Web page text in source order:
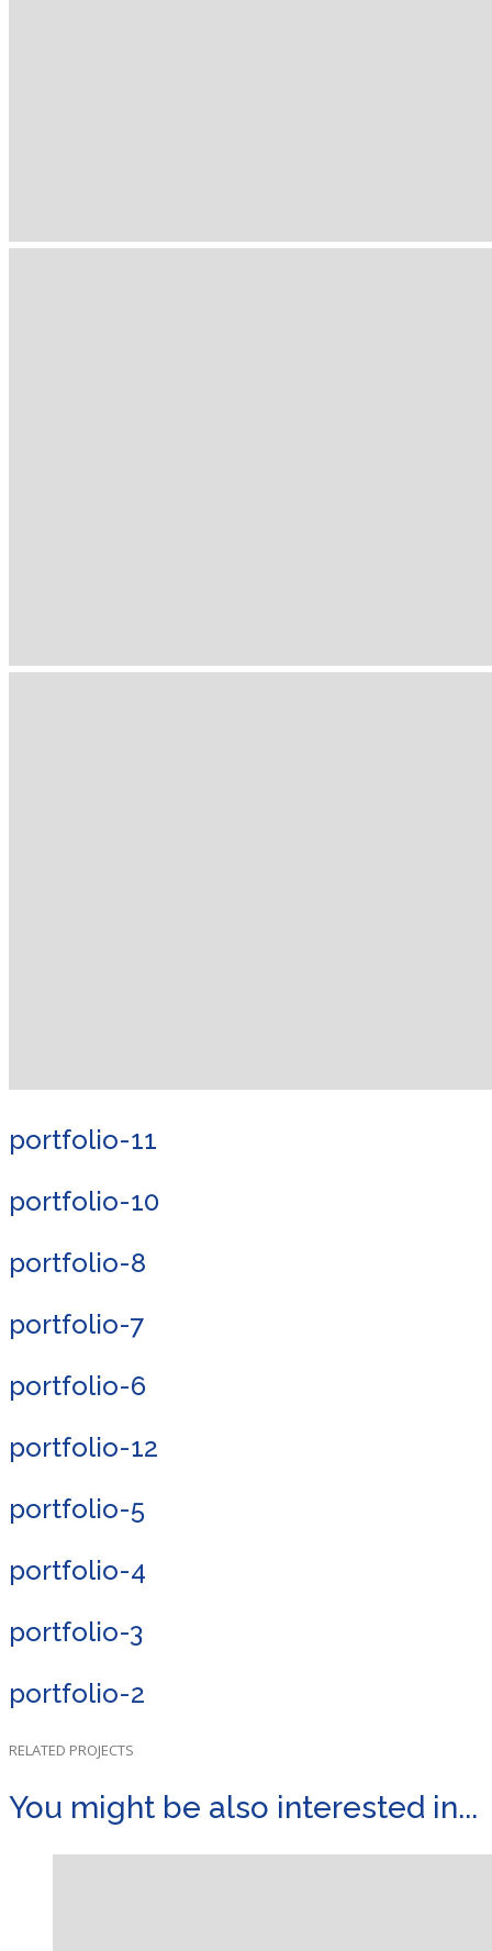
portfolio-11
portfolio-10
portfolio-8
portfolio-7
portfolio-6
portfolio-12
portfolio-5
portfolio-4
portfolio-3
portfolio-2
RELATED PROJECTS
You might be also interested in...